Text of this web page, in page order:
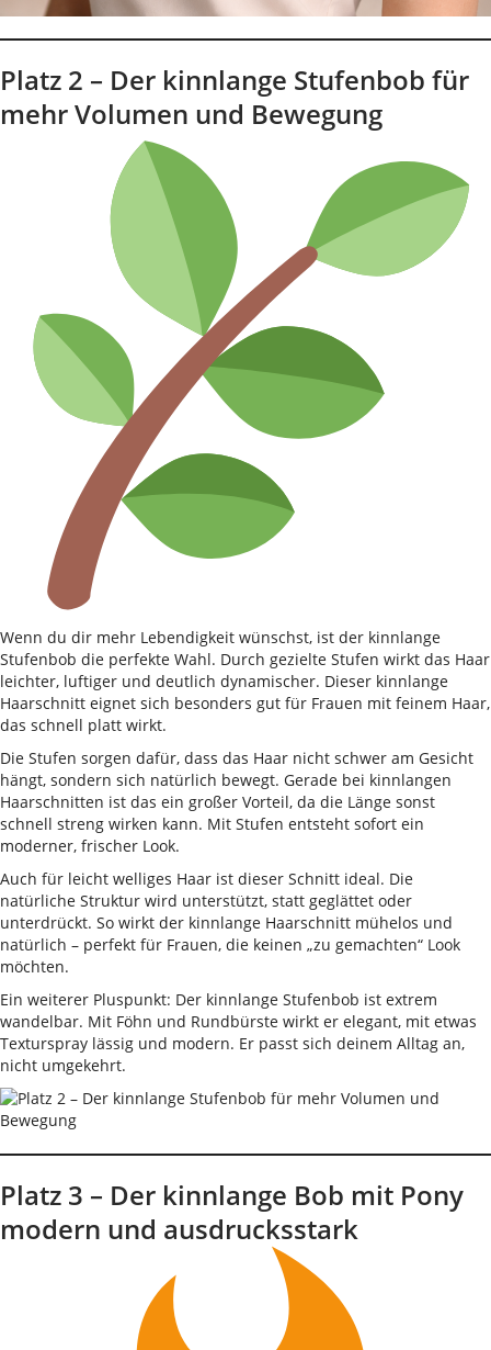
Platz 2 – Der kinnlange Stufenbob für
mehr Volumen und Bewegung
Wenn du dir mehr Lebendigkeit wünschst, ist der kinnlange
Stufenbob die perfekte Wahl. Durch gezielte Stufen wirkt das Haar
leichter, luftiger und deutlich dynamischer. Dieser kinnlange
Haarschnitt eignet sich besonders gut für Frauen mit feinem Haar,
das schnell platt wirkt.
Die Stufen sorgen dafür, dass das Haar nicht schwer am Gesicht
hängt, sondern sich natürlich bewegt. Gerade bei kinnlangen
Haarschnitten ist das ein großer Vorteil, da die Länge sonst
schnell streng wirken kann. Mit Stufen entsteht sofort ein
moderner, frischer Look.
Auch für leicht welliges Haar ist dieser Schnitt ideal. Die
natürliche Struktur wird unterstützt, statt geglättet oder
unterdrückt. So wirkt der kinnlange Haarschnitt mühelos und
natürlich – perfekt für Frauen, die keinen „zu gemachten“ Look
möchten.
Ein weiterer Pluspunkt: Der kinnlange Stufenbob ist extrem
wandelbar. Mit Föhn und Rundbürste wirkt er elegant, mit etwas
Texturspray lässig und modern. Er passt sich deinem Alltag an,
nicht umgekehrt.
Platz 3 – Der kinnlange Bob mit Pony
modern und ausdrucksstark